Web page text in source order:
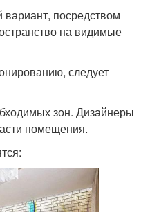
посредством
на видимые
следует
зон. Дизайнеры
помещения.